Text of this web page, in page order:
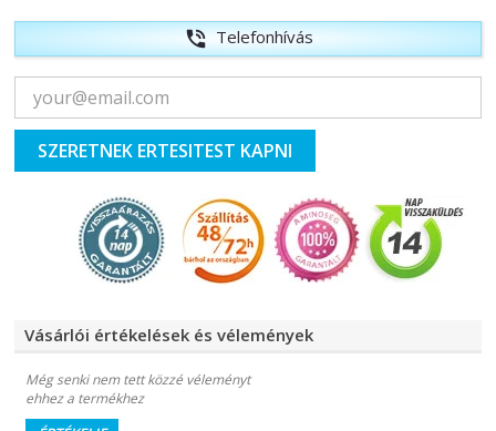
phone_in_talk Telefonhívás
SZERETNEK ERTESITEST KAPNI
Vásárlói értékelések és vélemények
Még senki nem tett közzé véleményt
ehhez a termékhez